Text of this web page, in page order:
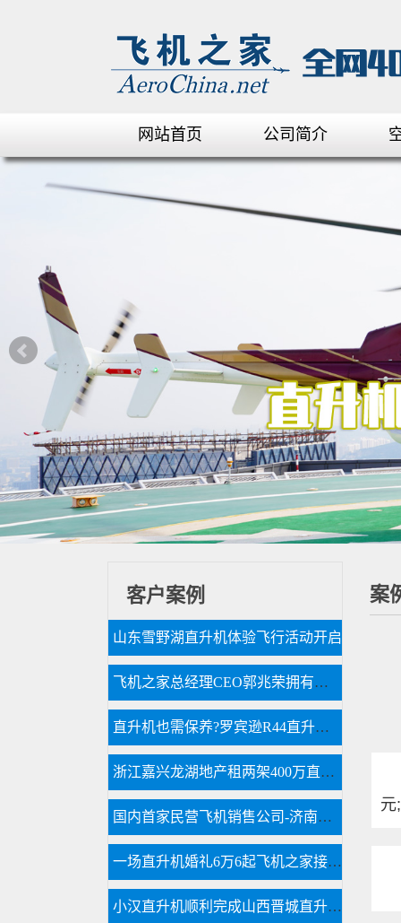
网站首页 公司简介
案
元
客户案例
山东雪野湖直升机体验飞行活动开启
飞机之家总经理CEO郭兆荣拥有近百万粉丝成功需要经过一番磨炼
直升机也需保养?罗宾逊R44直升机300小时的定检
浙江嘉兴龙湖地产租两架400万直升机空中看房
国内首家民营飞机销售公司-济南凌音飞机销售有限公司
一场直升机婚礼6万6起飞机之家接60多场空中婚礼
小汉直升机顺利完成山西晋城直升机航测